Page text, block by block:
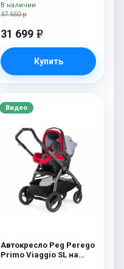
37 550 р
31 699 e
Купить
В наличии
Видео
Автокресло Peg Perego
Primo Viaggio SL на